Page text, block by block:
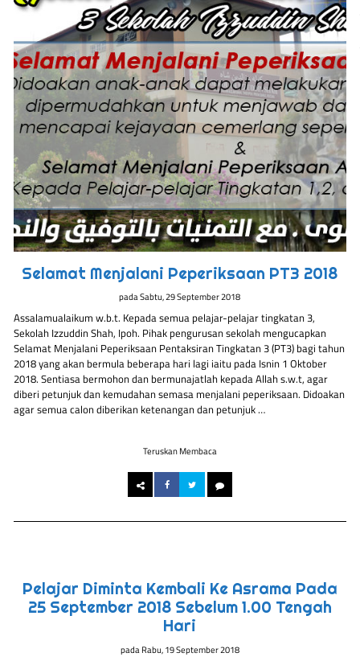
Selamat Menjalani Peperiksaan PT3 2018
padaSabtu, 29 September 2018
Assalamualaikum w.b.t. Kepada semua pelajar-pelajar tingkatan 3,
Sekolah Izzuddin Shah, Ipoh. Pihak pengurusan sekolah mengucapkan
Selamat Menjalani Peperiksaan Pentaksiran Tingkatan 3 (PT3) bagi tahun
2018 yang akan bermula beberapa hari lagi iaitu pada Isnin 1 Oktober
2018. Sentiasa bermohon dan bermunajatlah kepada Allah s.w.t, agar
diberi petunjuk dan kemudahan semasa menjalani peperiksaan. Didoakan
agar semua calon diberikan ketenangan dan petunjuk …
Teruskan Membaca
Pelajar Diminta Kembali Ke Asrama Pada
25 September 2018 Sebelum 1.00 Tengah
Hari
padaRabu, 19 September 2018